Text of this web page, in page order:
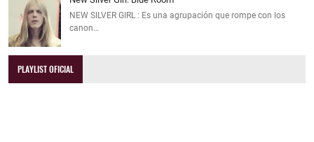
NEW SILVER GIRL : Es una agrupación que rompe con los
canon…
PLAYLIST OFICIAL